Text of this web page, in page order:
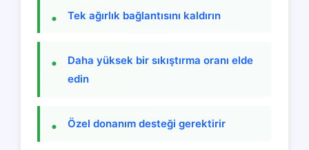
Tek ağırlık bağlantısını kaldırın
Daha yüksek bir sıkıştırma oranı elde
edin
Özel donanım desteği gerektirir